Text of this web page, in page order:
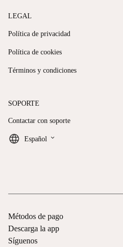
LEGAL
Política de privacidad
Política de cookies
Términos y condiciones
SOPORTE
Contactar con soporte
Español keyboard_arrow_down
Métodos de pago
Descarga la app
Síguenos